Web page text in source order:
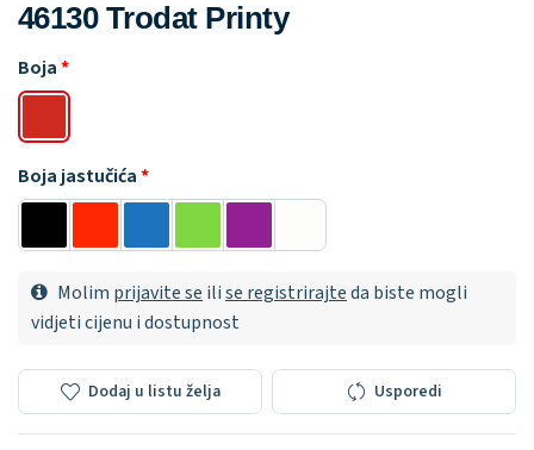
46130 Trodat Printy
Boja
Boja jastučića
Molim prijavite se ilise registrirajteda biste mogli
vidjeti cijenu i dostupnost
Dodaj u listu želja Usporedi